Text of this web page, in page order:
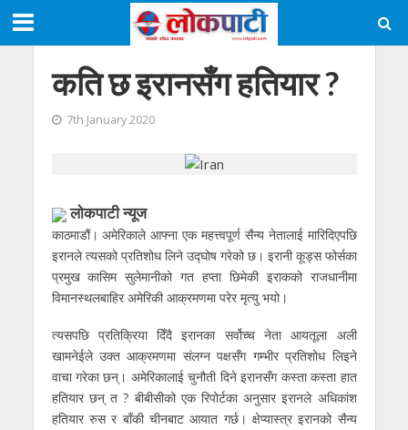
कति छ इरानसँग हतियार ?
7th January 2020
लाेकपाटी न्यूज
काठमाडौं। अमेरिकाले आफ्ना एक महत्त्वपूर्ण सैन्य नेतालाई मारिदिएपछि
इरानले त्यसको प्रतिशोध लिने उद्घोष गरेको छ। इरानी कूड्स फोर्सका
प्रमुख कासिम सुलेमानीको गत हप्ता छिमेकी इराकको राजधानीमा
विमानस्थलबाहिर अमेरिकी आक्रमणमा परेर मृत्यु भयो।
त्यसपछि प्रतिक्रिया दिँदै इरानका सर्वोच्च नेता आयतूला अली
खामनेईले उक्त आक्रमणमा संलग्न पक्षसँग गम्भीर प्रतिशोध लिइने
वाचा गरेका छन्। अमेरिकालाई चुनौती दिने इरानसँग कस्ता कस्ता हात
हतियार छन् त ? बीबीसीको एक रिपोर्टका अनुसार इरानले अधिकांश
हतियार रुस र बाँकी चीनबाट आयात गर्छ। क्षेप्यास्त्र इरानको सैन्य